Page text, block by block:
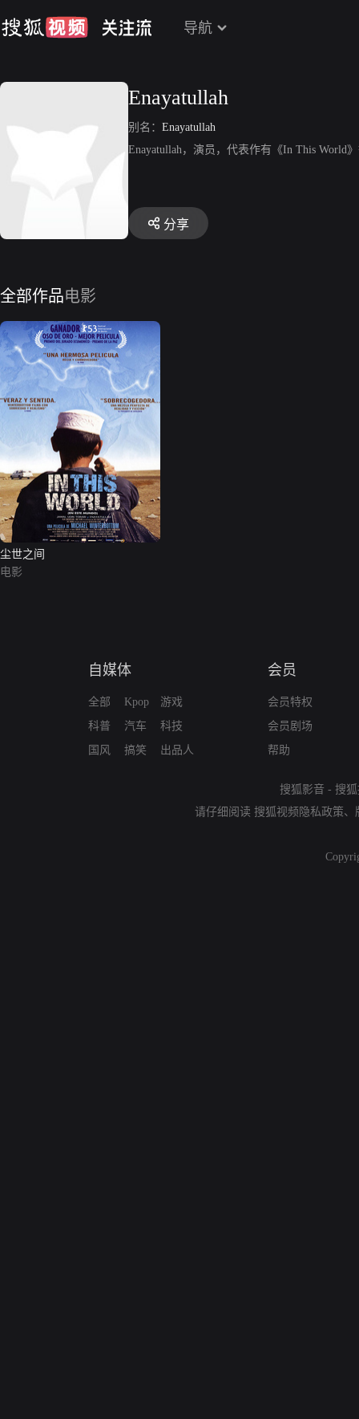
导航
Enayatullah
别名： Enayatullah
Enayatullah，演员，代表作有《In This World
分享
全部作品电影
尘世之间
电影
自媒体
全部
科普
国风
Kpop
汽车
搞笑
游戏
科技
出品人
会员
会员特权
会员剧场
帮助
搜狐影音 - 搜
请仔细阅读 搜狐视频隐私政策、